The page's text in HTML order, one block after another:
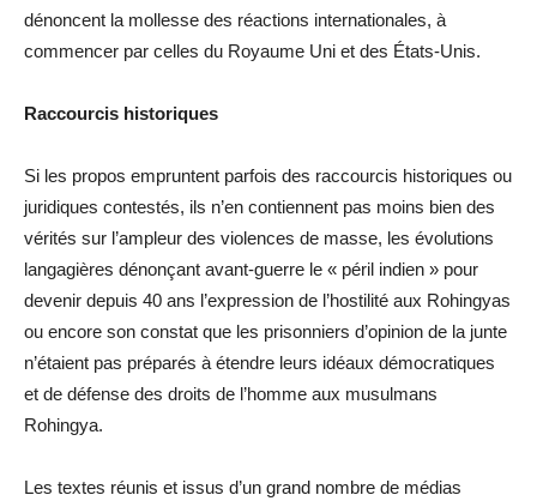
dénoncent la mollesse des réactions internationales, à
commencer par celles du Royaume Uni et des États-Unis.
Raccourcis historiques
Si les propos empruntent parfois des raccourcis historiques ou
juridiques contestés, ils n’en contiennent pas moins bien des
vérités sur l’ampleur des violences de masse, les évolutions
langagières dénonçant avant-guerre le « péril indien » pour
devenir depuis 40 ans l’expression de l’hostilité aux Rohingyas
ou encore son constat que les prisonniers d’opinion de la junte
n’étaient pas préparés à étendre leurs idéaux démocratiques
et de défense des droits de l’homme aux musulmans
Rohingya.
Les textes réunis et issus d’un grand nombre de médias